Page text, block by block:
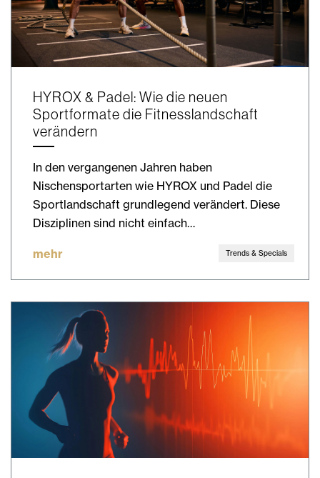
HYROX & Padel: Wie die neuen
Sportformate die Fitnesslandschaft
verändern
In den vergangenen Jahren haben
Nischensportarten wie HYROX und Padel die
Sportlandschaft grundlegend verändert. Diese
Disziplinen sind nicht einfach…
mehr Trends & Specials